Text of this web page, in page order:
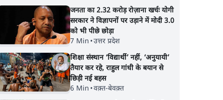
जनता का 2.32 करोड़ रोज़ाना खर्चः योगी
सरकार ने विज्ञापनों पर उड़ाने में मोदी 3.0
को भी पीछे छोड़ा
7 Min •उत्तर प्रदेश
शिक्षा संस्थान ‘विद्यार्थी’ नहीं, ‘अनुयायी’
तैयार कर रहे, राहुल गांधी के बयान से
छिड़ी नई बहस
6 Min •वक़्त-बेवक़्त